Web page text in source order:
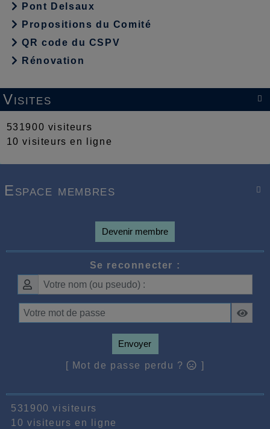
Pont Delsaux
Propositions du Comité
QR code du CSPV
Rénovation

Visites
531900 visiteurs
10 visiteurs en ligne

Espace membres
Devenir membre
Se reconnecter :
Envoyer
[ Mot de passe perdu ? ]
531900 visiteurs
10 visiteurs en ligne